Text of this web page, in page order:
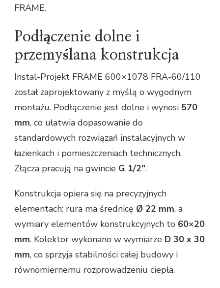
FRAME.
Podłączenie dolne i
przemyślana konstrukcja
Instal-Projekt FRAME 600×1078 FRA-60/110
został zaprojektowany z myślą o wygodnym
montażu. Podłączenie jest dolne i wynosi 570
mm, co ułatwia dopasowanie do
standardowych rozwiązań instalacyjnych w
łazienkach i pomieszczeniach technicznych.
Złącza pracują na gwincie G 1/2″.
Konstrukcja opiera się na precyzyjnych
elementach: rura ma średnicę Ø 22 mm, a
wymiary elementów konstrukcyjnych to 60×20
mm. Kolektor wykonano w wymiarze D 30 x 30
mm, co sprzyja stabilności całej budowy i
równomiernemu rozprowadzeniu ciepła.